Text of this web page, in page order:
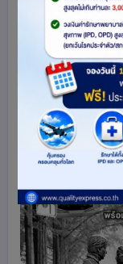
อร่อยกับไก่
โดยการบินไ
เกาหลีใต้ 94